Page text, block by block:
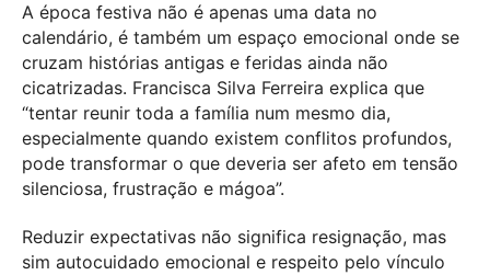
A época festiva não é apenas uma data no
calendário, é também um espaço emocional onde se
cruzam histórias antigas e feridas ainda não
cicatrizadas. Francisca Silva Ferreira explica que
“tentar reunir toda a família num mesmo dia,
especialmente quando existem conflitos profundos,
pode transformar o que deveria ser afeto em tensão
silenciosa, frustração e mágoa”.
Reduzir expectativas não significa resignação, mas
sim autocuidado emocional e respeito pelo vínculo